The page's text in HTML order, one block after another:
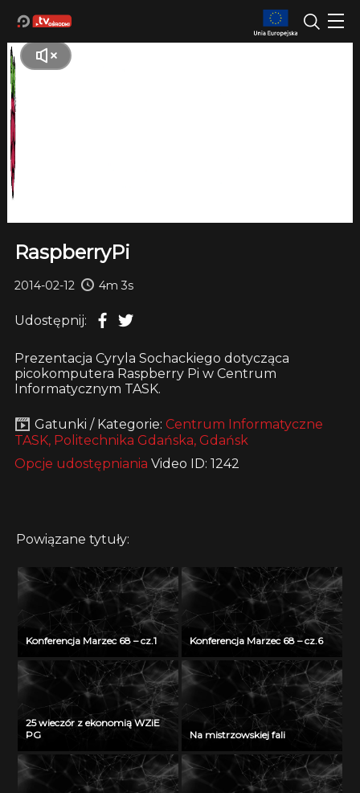
RaspberryPi
2014-02-12 4m 3s
Udostępnij:
Prezentacja Cyryla Sochackiego dotycząca
picokomputera Raspberry Pi w Centrum
Informatycznym TASK.
Gatunki / Kategorie: Centrum Informatyczne
TASK, Politechnika Gdańska, Gdańsk
Opcje udostępniania Video ID: 1242
Powiązane tytuły:
Konferencja Marzec 68 – cz.1 Konferencja Marzec 68 – cz.6
25 wieczór z ekonomią WZiE
PG
Na mistrzowskiej fali